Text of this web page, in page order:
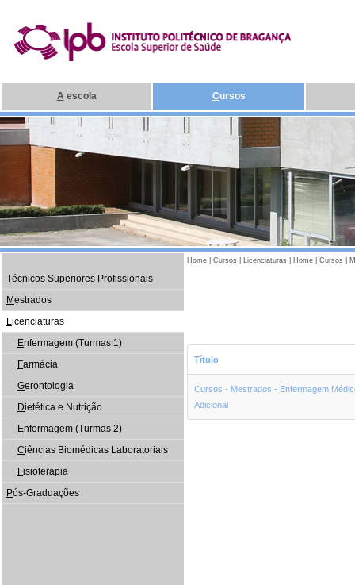
A escola Cursos
Técnicos Superiores Profissionais
Mestrados
Licenciaturas
Enfermagem (Turmas 1)
Farmácia
Gerontologia
Dietética e Nutrição
Enfermagem (Turmas 2)
Ciências Biomédicas Laboratoriais
Fisioterapia
Pós-Graduações
Home Cursos Licenciaturas Home Cursos
Título
Cursos - Mestrados - Enfermagem
Adicional